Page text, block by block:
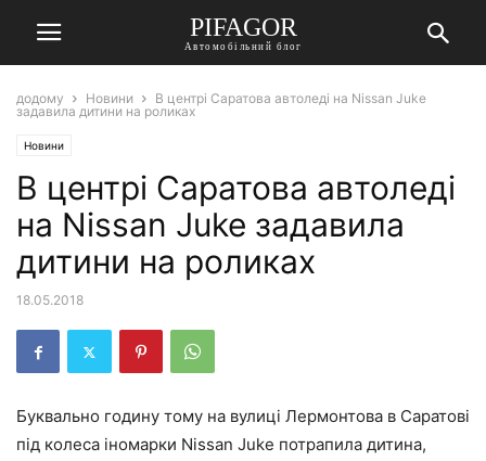
PIFAGOR
Автомобільний блог
додому Новини
В центрі Саратова автоледі на Nissan Juke
задавила дитини на роликах
Новини
В центрі Саратова автоледі
на Nissan Juke задавила
дитини на роликах
18.05.2018
Буквально годину тому на вулиці Лермонтова в Саратові
під колеса іномарки Nissan Juke потрапила дитина,